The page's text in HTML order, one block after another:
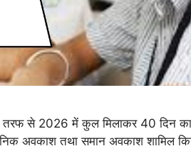
से 2026 में कुल मिलाकर 40 दिन का
अवकाश तथा समान अवकाश शामिल